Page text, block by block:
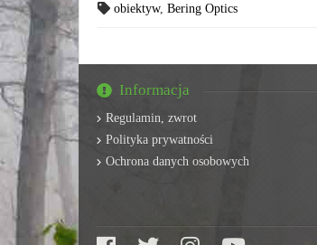
obiektyw, Bering Optics
Informacja
Regulamin, zwrot
Polityka prywatności
Ochrona danych osobowych